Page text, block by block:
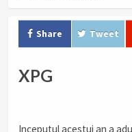
Share Tweet
XPG
Inceputul acestui an a